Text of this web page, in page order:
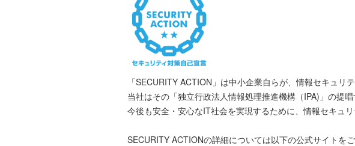
「SECURITY ACTION」は中小企業自らが、情報セキュリ
当社はその「独立行政法人情報処理推進機構（IPA)」の提
今後も安全・安心なIT社会を実現するために、情報セキュリ
SECURITY ACTIONの詳細については以下の公式サイトをご